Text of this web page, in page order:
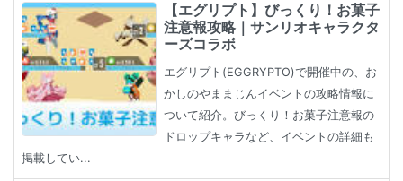
【エグリプト】びっくり！お菓子
注意報攻略｜サンリオキャラクタ
ーズコラボ
エグリプト(EGGRYPTO)で開催中の、お
かしのやままじんイベントの攻略情報に
ついて紹介。びっくり！お菓子注意報の
ドロップキャラなど、イベントの詳細も
掲載してい...